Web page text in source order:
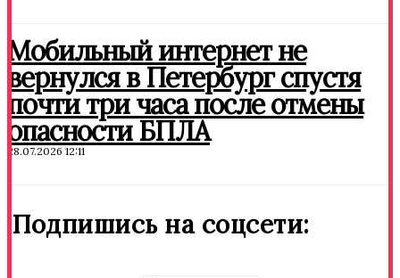
Мобильный интернет не
вернулся в Петербург спустя
почти три часа после отмены
опасности БПЛА
28.07.2026 12:11
Подпишись на соцсети: